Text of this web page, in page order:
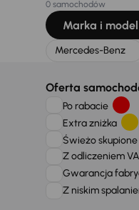
0 samochodów
Marka i model
Mercedes-Benz
Oferta
Po rabacie
Extra zniżka
Świeżo skupione
Z odliczeniem
Gwarancja
Z niskim